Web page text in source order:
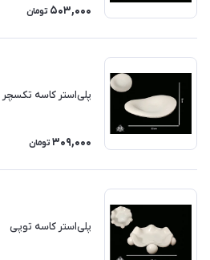
503,000 تومان
پلی‌استر کاسه تکسچر h@m
309,000 تومان
پلی‌استر کاسه توپی